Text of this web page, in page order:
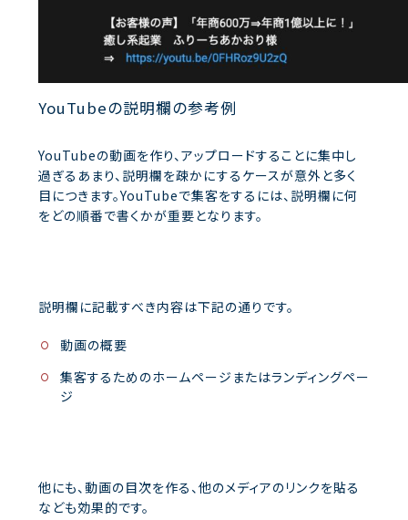
YouTubeの説明欄の参考例
YouTubeの動画を作り、アップロードすることに集中し
過ぎるあまり、説明欄を疎かにするケースが意外と多く
目につきます。YouTubeで集客をするには、説明欄に何
をどの順番で書くかが重要となります。
説明欄に記載すべき内容は下記の通りです。
動画の概要
集客するためのホームページまたはランディングペー
ジ
他にも、動画の目次を作る、他のメディアのリンクを貼る
なども効果的です。